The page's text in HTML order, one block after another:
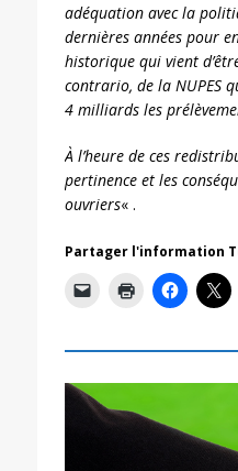
adéquation avec la
dernières années pour
historique qui vient
contrario, de la NUPES
4 milliards les
À l’heure de ces
pertinence et les
ouvriers« .
Partager l'information